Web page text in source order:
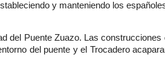
y manteniendo los
del Puente Zuazo. Las
del puente y el Trocadero